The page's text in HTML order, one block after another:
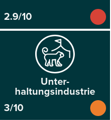
2.9/10
Unter­
haltungsindustrie
3/10